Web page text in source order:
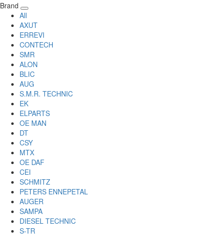
Brand
All
AXUT
ERREVI
CONTECH
SMR
ALON
BLIC
AUG
S.M.R. TECHNIC
EK
ELPARTS
OE MAN
DT
CSY
MTX
OE DAF
CEI
SCHMITZ
PETERS ENNEPETAL
AUGER
SAMPA
DIESEL TECHNIC
S-TR